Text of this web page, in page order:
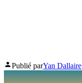
Publié parYan Dallaire